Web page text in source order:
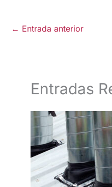
← Entrada anterior
Entradas